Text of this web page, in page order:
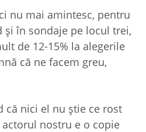
nu mai amintesc, pentru
şi în sondaje pe locul trei,
de 12-15% la alegerile
că ne facem greu,
că nici el nu ştie ce rost
nostru e o copie